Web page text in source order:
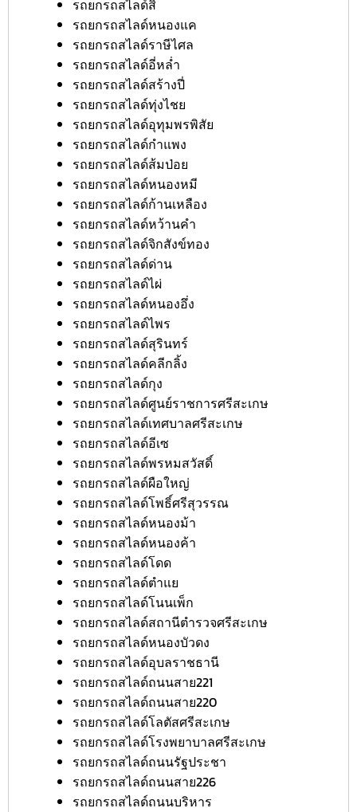
รถยกรถสไลด์สิ
รถยกรถสไลด์หนองแค
รถยกรถสไลด์ราษีไศล
รถยกรถสไลด์อี่หล่ำ
รถยกรถสไลด์สร้างปี่
รถยกรถสไลด์ทุ่งไชย
รถยกรถสไลด์อุทุมพรพิสัย
รถยกรถสไลด์กำแพง
รถยกรถสไลด์ส้มป่อย
รถยกรถสไลด์หนองหมี
รถยกรถสไลด์ก้านเหลือง
รถยกรถสไลด์หว้านคำ
รถยกรถสไลด์จิกสังข์ทอง
รถยกรถสไลด์ด่าน
รถยกรถสไลด์ไผ่
รถยกรถสไลด์หนองอึ่ง
รถยกรถสไลด์ไพร
รถยกรถสไลด์สุรินทร์
รถยกรถสไลด์คลีกลิ้ง
รถยกรถสไลด์กุง
รถยกรถสไลด์ศูนย์ราชการศรีสะเกษ
รถยกรถสไลด์เทศบาลศรีสะเกษ
รถยกรถสไลด์อีเซ
รถยกรถสไลด์พรหมสวัสดิ์
รถยกรถสไลด์ผือใหญ่
รถยกรถสไลด์โพธิ์ศรีสุวรรณ
รถยกรถสไลด์หนองม้า
รถยกรถสไลด์หนองค้า
รถยกรถสไลด์โดด
รถยกรถสไลด์ตำแย
รถยกรถสไลด์โนนเพ็ก
รถยกรถสไลด์สถานีตำรวจศรีสะเกษ
รถยกรถสไลด์หนองบัวดง
รถยกรถสไลด์อุบลราชธานี
รถยกรถสไลด์ถนนสาย221
รถยกรถสไลด์ถนนสาย220
รถยกรถสไลด์โลตัสศรีสะเกษ
รถยกรถสไลด์โรงพยาบาลศรีสะเกษ
รถยกรถสไลด์ถนนรัฐประชา
รถยกรถสไลด์ถนนสาย226
รถยกรถสไลด์ถนนบริหาร